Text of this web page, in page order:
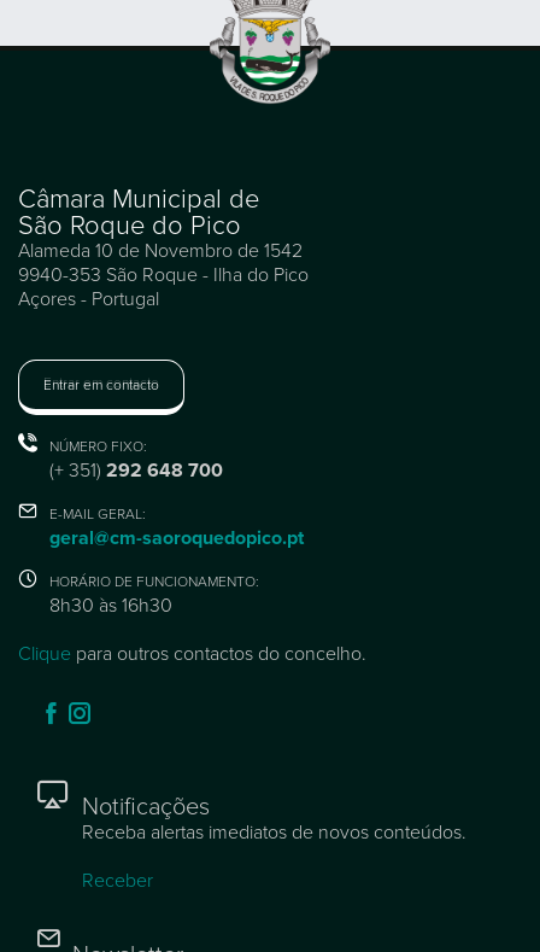
Câmara Municipal de
São Roque do Pico
Alameda 10 de Novembro de 1542
9940-353 São Roque - Ilha do Pico
Açores - Portugal
Entrar em contacto
NÚMERO FIXO:
(+ 351) 292 648 700
E-MAIL GERAL:
geral@cm-saoroquedopico.pt
HORÁRIO DE FUNCIONAMENTO:
8h30 às 16h30
Clique para outros contactos do concelho.
Notificações
Receba alertas imediatos de novos conteúdos.
Receber